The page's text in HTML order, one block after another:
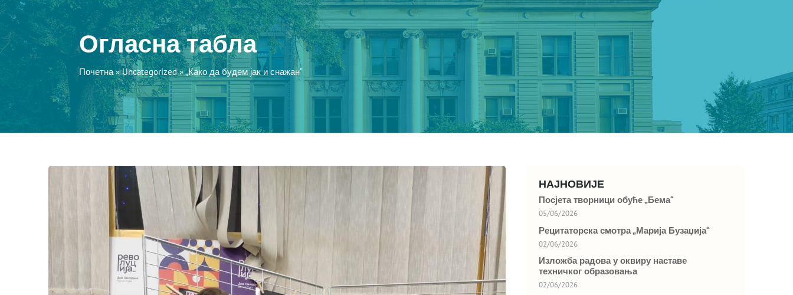
Огласна табла
Почетна»Uncategorized»„Како да будем јак и снажан“
НАЈНОВИЈЕ
Посјета творници обуће „Бема“
05/06/2026
Рецитаторска смотра „Марија Бузаџија“
02/06/2026
Изложба радова у оквиру наставе
техничког образовања
02/06/2026